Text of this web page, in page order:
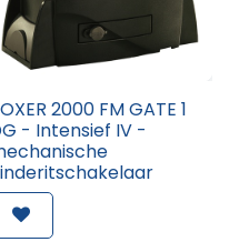
2000 FM GATE 1
- Intensief IV -